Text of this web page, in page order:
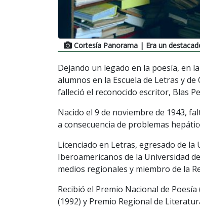
Cortesía Panorama | Era un
Dejando un legado en la poesía, en
alumnos en la Escuela de Letras y
falleció el reconocido escritor, Blas
Nacido el 9 de noviembre de 1943,
a consecuencia de problemas
Licenciado en Letras, egresado de
Iberoamericanos de la Universidad
medios regionales y miembro de la
Recibió el Premio Nacional de
(1992) y Premio Regional de